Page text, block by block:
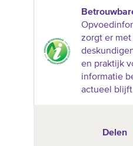
zorgt er
en praktijk
informatie
actueel
Delen